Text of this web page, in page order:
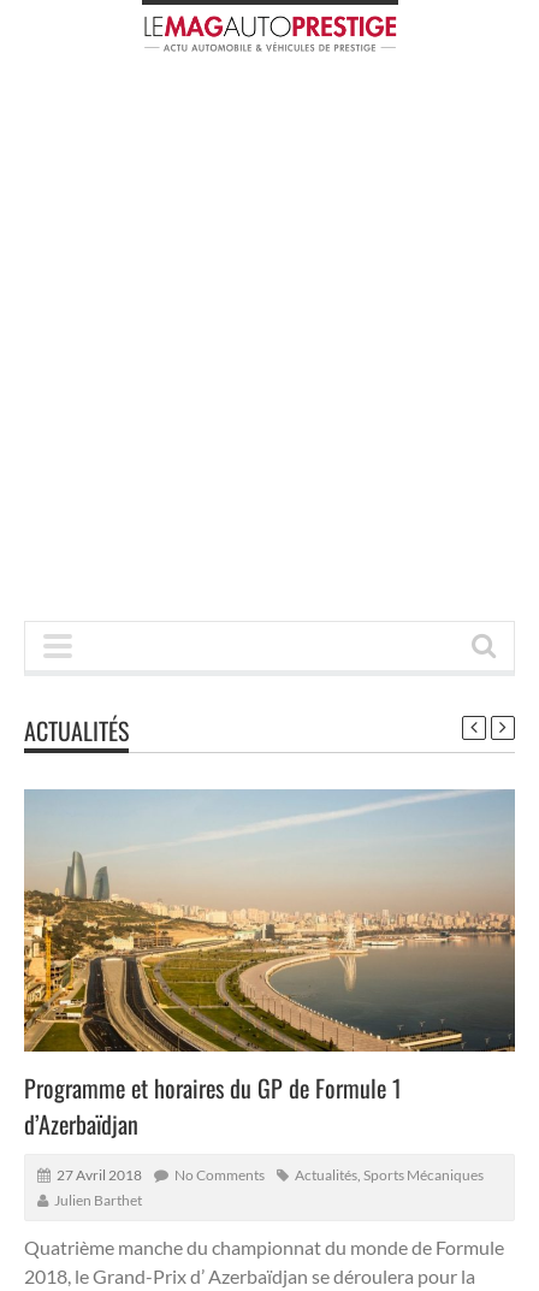
ACTUALITÉS
Programme et horaires du GP de Formule 1
d’Azerbaïdjan
27 Avril 2018 No Comments Actualités Sports Mécaniques
Julien Barthet
Quatrième manche du championnat du monde de Formule
2018, le Grand-Prix d’ Azerbaïdjan se déroulera pour la